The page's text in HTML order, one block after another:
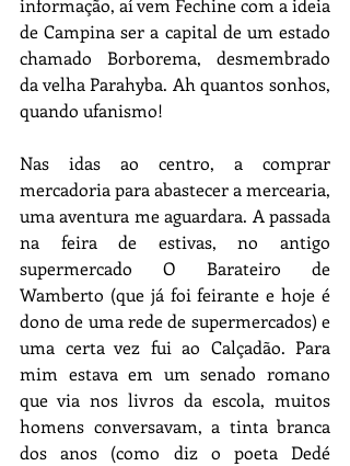
informação, aí vem Fechine com a ideia
de Campina ser a capital de um estado
chamado Borborema, desmembrado
da velha Parahyba. Ah quantos sonhos,
quando ufanismo!
Nas idas ao centro, a comprar
mercadoria para abastecer a mercearia,
uma aventura me aguardara. A passada
na feira de estivas, no antigo
supermercado O Barateiro de
Wamberto (que já foi feirante e hoje é
dono de uma rede de supermercados) e
uma certa vez fui ao Calçadão. Para
mim estava em um senado romano
que via nos livros da escola, muitos
homens conversavam, a tinta branca
dos anos (como diz o poeta Dedé